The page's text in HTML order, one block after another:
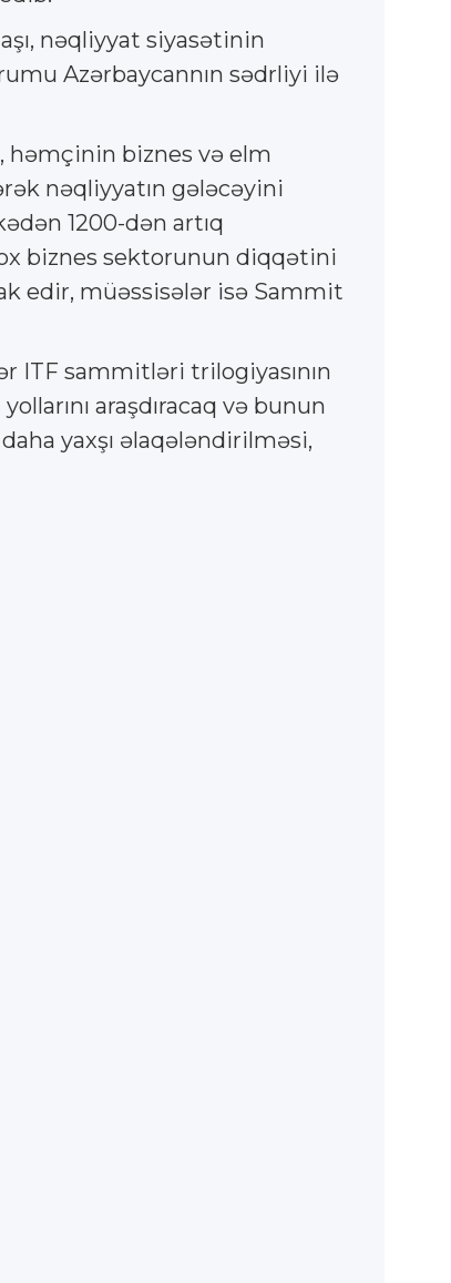
nəqliyyat siyasətinin
Azərbaycannın sədrliyi ilə
həmçinin biznes və elm
nəqliyyatın gələcəyini
1200-dən artıq
biznes sektorunun diqqətini
edir, müəssisələr isə Sammit
ITF sammitləri trilogiyasının
araşdıracaq və bunun
yaxşı əlaqələndirilməsi,